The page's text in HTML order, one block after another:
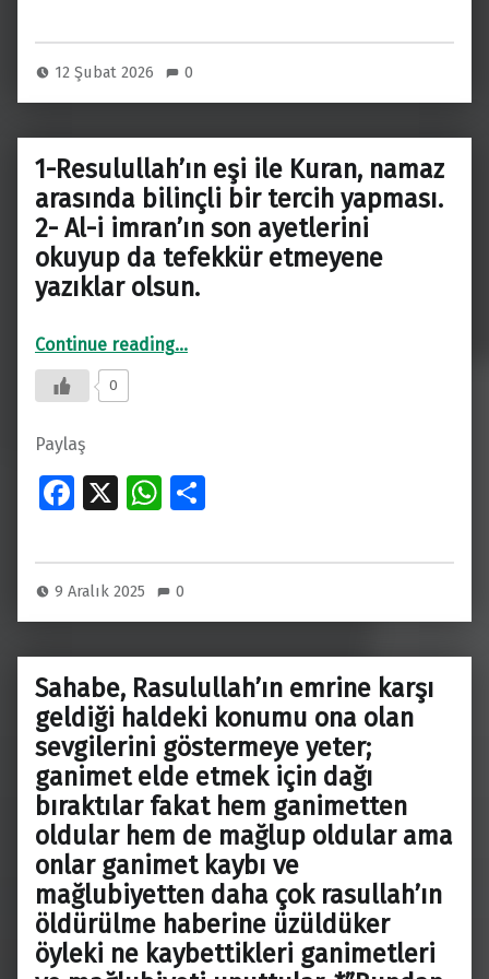
b
o
o
k
at
s
A
p
p
ar
12 Şubat 2026 0
1-Resulullah’ın eşi ile Kuran, namaz
arasında bilinçli bir tercih yapması.
2- Al-i imran’ın son ayetlerini
okuyup da tefekkür etmeyene
yazıklar olsun.
Continue reading“1-Resulullah’ın eşi ile Kuran, namaz arasında bilinçli bir tercih yapması. 2- Al-i imran’ın son ayetlerini okuyup da tefekkür etmeyene yazıklar olsun.”
…
0
Paylaş
Fa
b
o
o
k
X
W
at
s
A
p
p
ar
9 Aralık 2025 0
Sahabe, Rasulullah’ın emrine karşı
geldiği haldeki konumu ona olan
sevgilerini göstermeye yeter;
ganimet elde etmek için dağı
bıraktılar fakat hem ganimetten
oldular hem de mağlup oldular ama
onlar ganimet kaybı ve
mağlubiyetten daha çok rasullah’ın
öldürülme haberine üzüldüker
öyleki ne kaybettikleri ganimetleri